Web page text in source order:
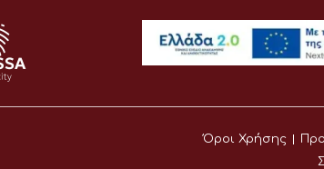
Όροι Χρήσης